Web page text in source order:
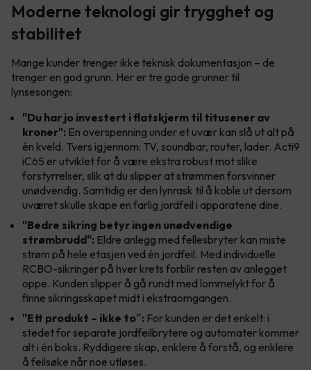
Moderne teknologi gir trygghet og
stabilitet
Mange kunder trenger ikke teknisk dokumentasjon – de
trenger en god grunn. Her er tre gode grunner til
lynsesongen:
"Du har jo investert i flatskjerm til titusener av
kroner": En overspenning under et uvær kan slå ut alt på
én kveld. Tvers igjennom: TV, soundbar, router, lader. Acti9
iC65 er utviklet for å være ekstra robust mot slike
forstyrrelser, slik at du slipper at strømmen forsvinner
unødvendig. Samtidig er den lynrask til å koble ut dersom
uværet skulle skape en farlig jordfeil i apparatene dine.
"Bedre sikring betyr ingen unødvendige
strømbrudd": Eldre anlegg med fellesbryter kan miste
strøm på hele etasjen ved én jordfeil. Med individuelle
RCBO-sikringer på hver krets forblir resten av anlegget
oppe. Kunden slipper å gå rundt med lommelykt for å
finne sikringsskapet midt i ekstraomgangen.
"Ett produkt – ikke to‟: For kunden er det enkelt: i
stedet for separate jordfeilbrytere og automater kommer
alt i én boks. Ryddigere skap, enklere å forstå, og enklere
å feilsøke når noe utløses.